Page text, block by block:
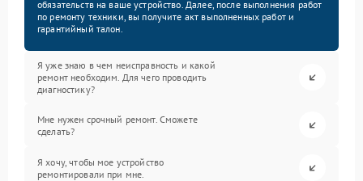
обязательств на ваше устройство. Далее, после выполнения работ
по ремонту техники, вы получите акт выполненных работ и
гарантийный талон.
Я уже знаю в чем неисправность и какой
ремонт необходим. Для чего проводить
диагностику?
Мне нужен срочный ремонт. Сможете
сделать?
Я хочу, чтобы мое устройство
ремонтировали при мне.